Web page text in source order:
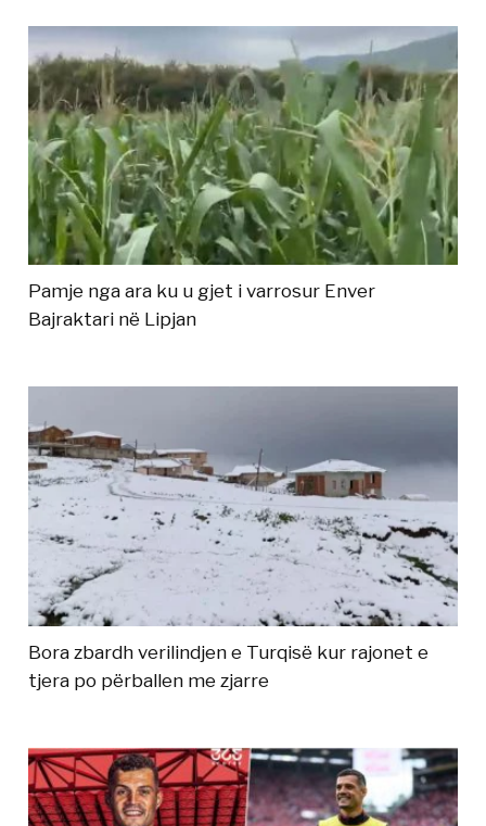
Pamje nga ara ku u gjet i varrosur Enver
Bajraktari në Lipjan
Bora zbardh verilindjen e Turqisë kur rajonet e
tjera po përballen me zjarre